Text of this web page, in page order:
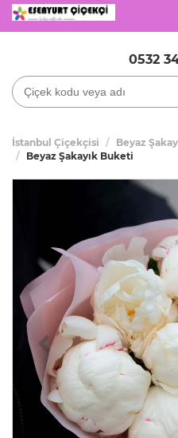
0532
İstanbul Çiçekçisi
Beyaz
Beyaz Şakayık Buketi